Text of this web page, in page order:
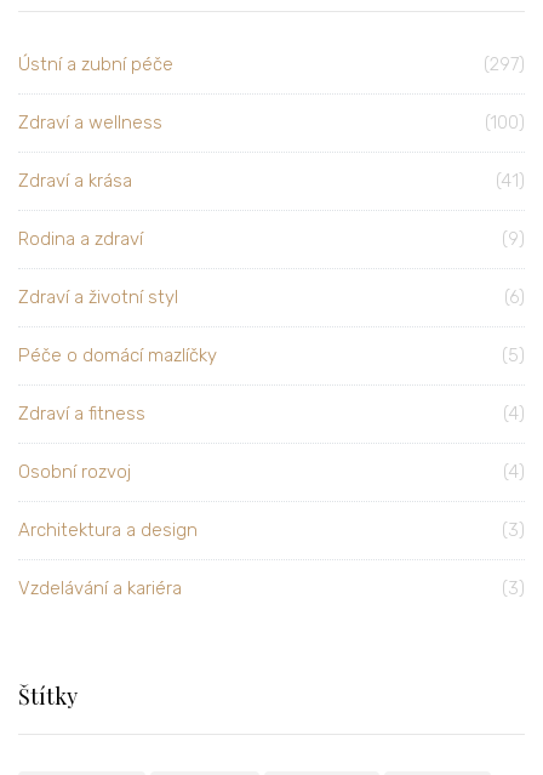
Ústní a zubní péče (297)
Zdraví a wellness (100)
Zdraví a krása (41)
Rodina a zdraví (9)
Zdraví a životní styl (6)
Péče o domácí mazlíčky (5)
Zdraví a fitness (4)
Osobní rozvoj (4)
Architektura a design (3)
Vzdelávání a kariéra (3)
Štítky